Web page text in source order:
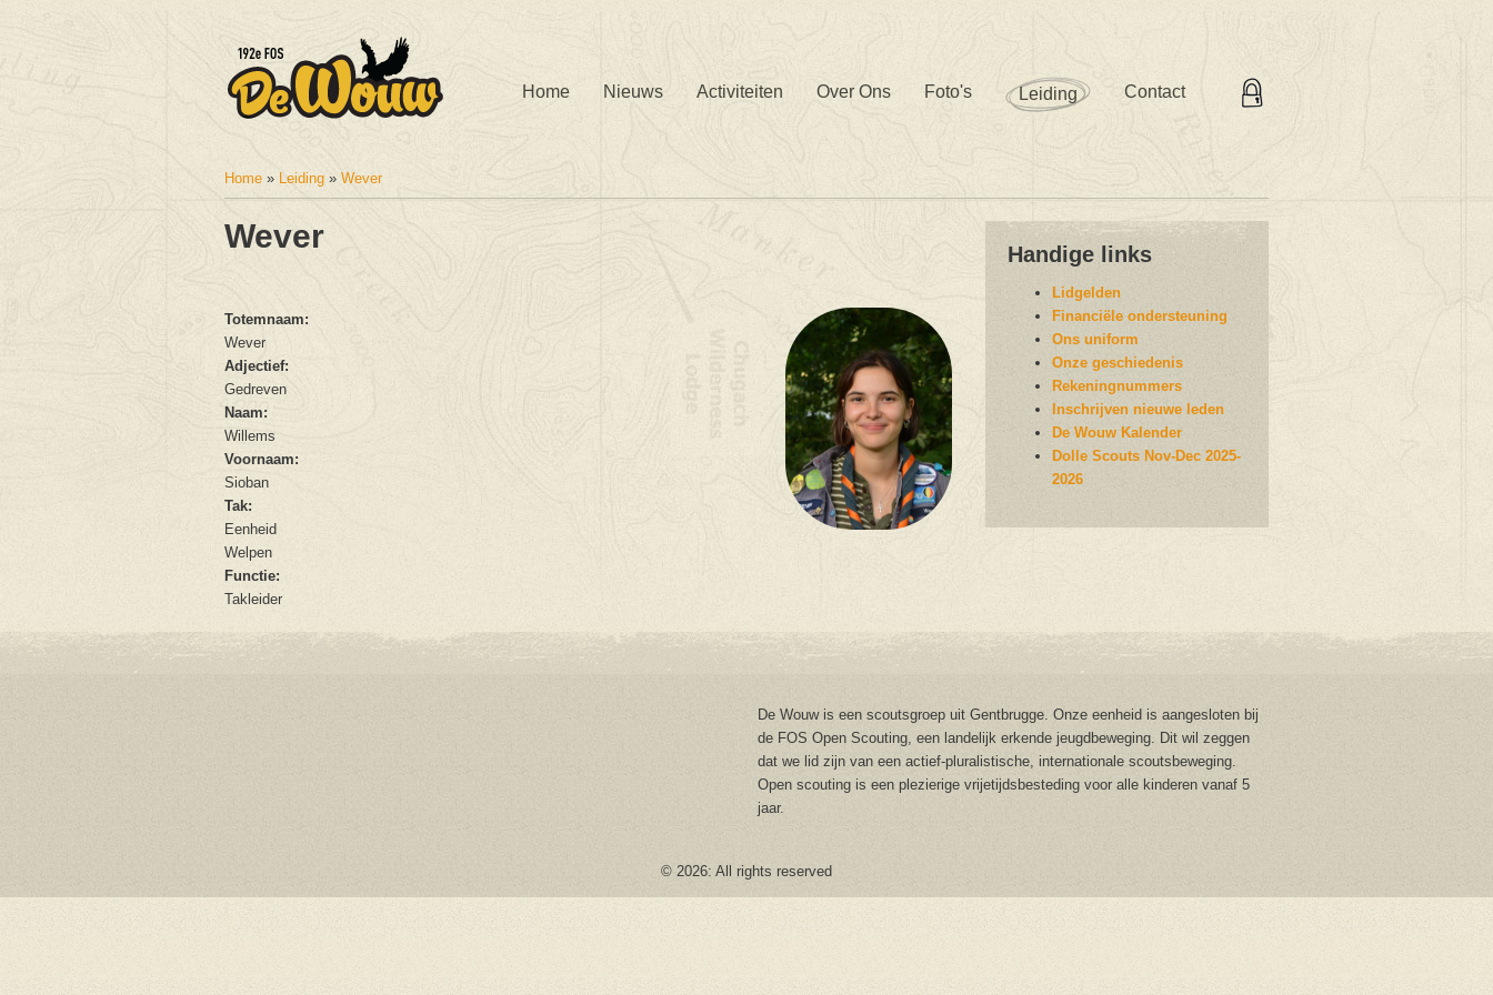
Home Nieuws Activiteiten Over Ons Foto's Leiding Contact
U bent hier
Home » Leiding » Wever
Wever
Totemnaam:
Wever
Adjectief:
Gedreven
Naam:
Willems
Voornaam:
Sioban
Tak:
Eenheid
Welpen
Functie:
Takleider
Handige links
Lidgelden
Financiële ondersteuning
Ons uniform
Onze geschiedenis
Rekeningnummers
Inschrijven nieuwe leden
De Wouw Kalender
Dolle Scouts Nov-Dec 2025-
2026
De Wouw is een scoutsgroep uit Gentbrugge. Onze eenheid is aangesloten bij
de FOS Open Scouting, een landelijk erkende jeugdbeweging. Dit wil zeggen
dat we lid zijn van een actief-pluralistische, internationale scoutsbeweging.
Open scouting is een plezierige vrijetijdsbesteding voor alle kinderen vanaf 5
jaar.
© 2026: All rights reserved